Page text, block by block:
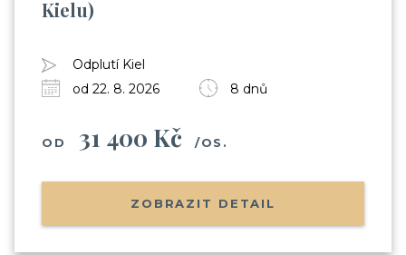
Kielu)
Odplutí Kiel
od 22. 8. 2026
8 dnů
OD 31 400 Kč /OS.
ZOBRAZIT DETAIL
Odesláním souhlasíte se